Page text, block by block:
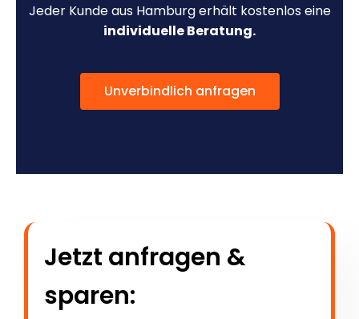
Jeder Kunde aus Hamburg erhält kostenlos eine
individuelle Beratung.
Unverbindlich anfragen
Jetzt anfragen &
sparen: